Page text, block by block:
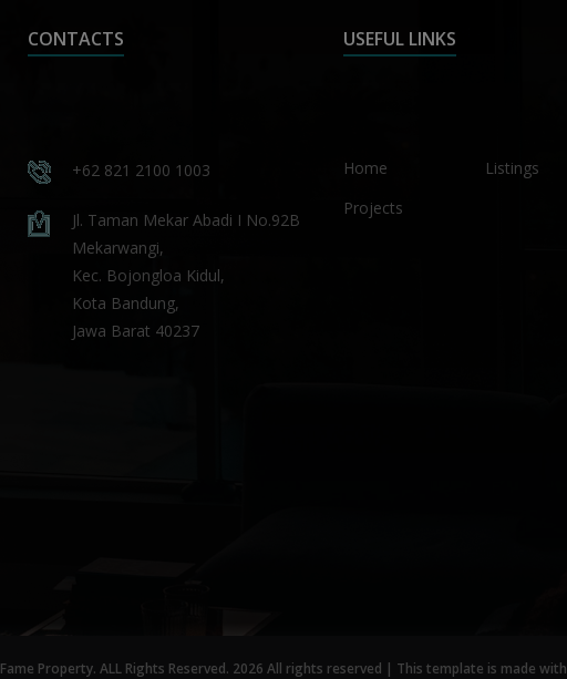
CONTACTS
+62 821 2100 1003
Jl. Taman Mekar Abadi I No.92B
Mekarwangi,
Kec. Bojongloa Kidul,
Kota Bandung,
Jawa Barat 40237
USEFUL LINKS
Home
Listings
Projects
Fame Property. ALL Rights Reserved. 2026 All rights reserved | This template is made with